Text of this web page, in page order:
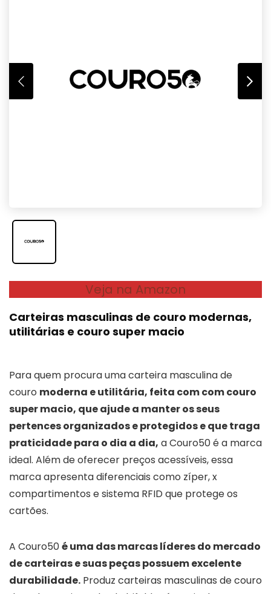
Veja na Amazon
Carteiras masculinas de couro modernas,
utilitárias e couro super macio
Para quem procura uma carteira masculina de
couro moderna e utilitária, feita com com couro
super macio, que ajude a manter os seus
pertences organizados e protegidos e que traga
praticidade para o dia a dia, a Couro50 é a marca
ideal. Além de oferecer preços acessíveis, essa
marca apresenta diferenciais como zíper, x
compartimentos e sistema RFID que protege os
cartões.
A Couro50é uma das marcas líderes do mercado
de carteiras e suas peças possuem excelente
durabilidade. Produz carteiras masculinas de couro